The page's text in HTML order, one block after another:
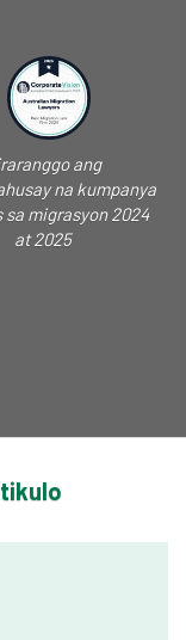
ang
na kumpanya
sa migrasyon 2024
at 2025